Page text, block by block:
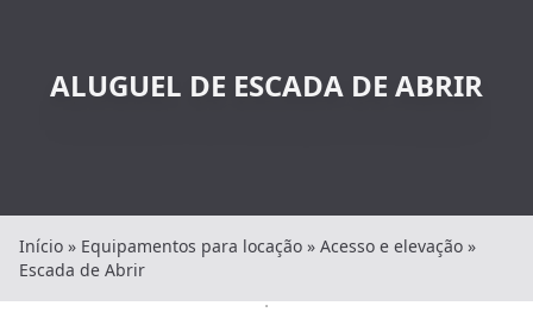
ALUGUEL DE ESCADA DE ABRIR
Início » Equipamentos para locação » Acesso e elevação »
Escada de Abrir